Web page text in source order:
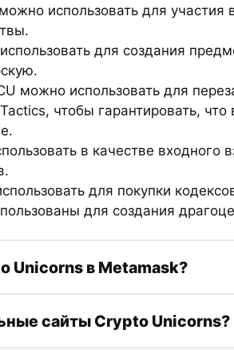
использовать для участия
для создания
можно использовать для
чтобы гарантировать, что
в качестве входного
для покупки
для создания
Unicorns в Metamask?
сайты Crypto Unicorns?